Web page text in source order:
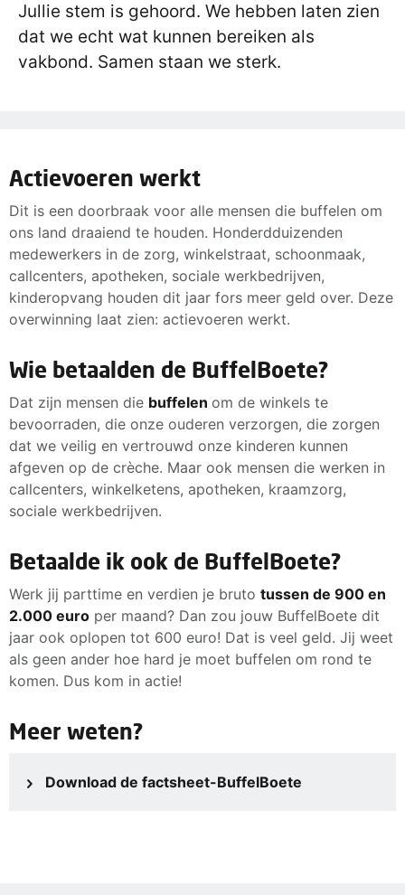
Jullie stem is gehoord. We hebben laten zien
dat we echt wat kunnen bereiken als
vakbond. Samen staan we sterk.
Actievoeren werkt
Dit is een doorbraak voor alle mensen die buffelen om
ons land draaiend te houden. Honderdduizenden
medewerkers in de zorg, winkelstraat, schoonmaak,
callcenters, apotheken, sociale werkbedrijven,
kinderopvang houden dit jaar fors meer geld over. Deze
overwinning laat zien: actievoeren werkt.
Wie betaalden de BuffelBoete?
Dat zijn mensen die buffelen om de winkels te
bevoorraden, die onze ouderen verzorgen, die zorgen
dat we veilig en vertrouwd onze kinderen kunnen
afgeven op de crèche. Maar ook mensen die werken in
callcenters, winkelketens, apotheken, kraamzorg,
sociale werkbedrijven.
Betaalde ik ook de BuffelBoete?
Werk jij parttime en verdien je bruto tussen de 900 en
2.000 euro per maand? Dan zou jouw BuffelBoete dit
jaar ook oplopen tot 600 euro! Dat is veel geld. Jij weet
als geen ander hoe hard je moet buffelen om rond te
komen. Dus kom in actie!
Meer weten?
Download de factsheet-BuffelBoete